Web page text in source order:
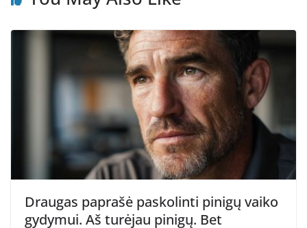
Draugas paprašė paskolinti pinigų vaiko
gydymui. Aš turėjau pinigų. Bet